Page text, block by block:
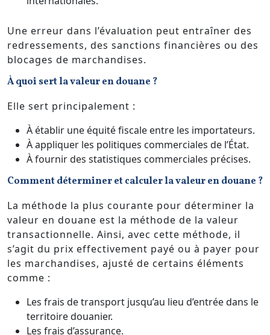
Une erreur dans l’évaluation peut entraîner des
redressements, des sanctions financières ou des
blocages de marchandises.
À quoi sert la valeur en douane ?
Elle sert principalement :
À établir une équité fiscale entre les importateurs.
À appliquer les politiques commerciales de l’État.
À fournir des statistiques commerciales précises.
Comment déterminer et calculer la valeur en douane ?
La méthode la plus courante pour déterminer la
valeur en douane est la méthode de la valeur
transactionnelle. Ainsi, avec cette méthode, il
s’agit du prix effectivement payé ou à payer pour
les marchandises, ajusté de certains éléments
comme :
Les frais de transport jusqu’au lieu d’entrée dans le
territoire douanier.
Les frais d’assurance.